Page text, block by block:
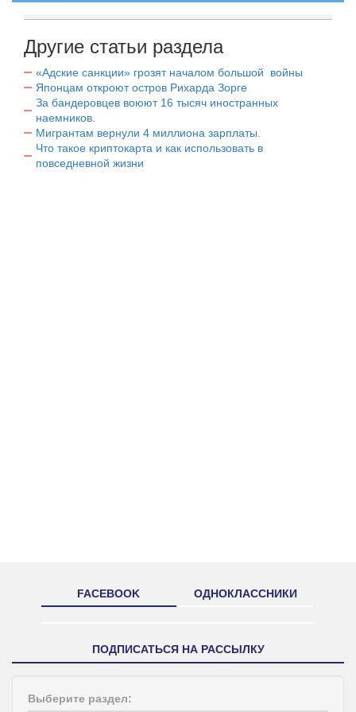
Другие статьи раздела
«Адские санкции» грозят началом большой войны
Японцам откроют остров Рихарда Зорге
За бандеровцев воюют 16 тысяч иностранных
наемников.
Мигрантам вернули 4 миллиона зарплаты.
Что такое криптокарта и как использовать в
повседневной жизни
FACEBOOK ОДНОКЛАССНИКИ
ПОДПИСАТЬСЯ НА РАССЫЛКУ
Выберите раздел: